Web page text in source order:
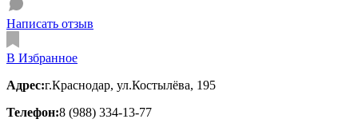
Написать отзыв
В Избранное
Адрес:г.Краснодар, ул.​Костылёва, 195
Телефон:8 (988) 334-13-77